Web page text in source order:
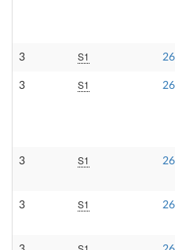
3 S1
3 S1
3 S1
3 S1